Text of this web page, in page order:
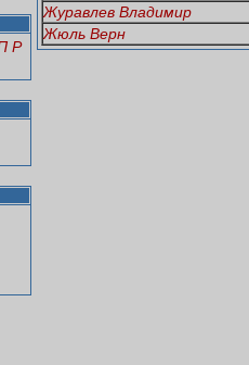
Р
Журавлев Владимир
Жюль Верн